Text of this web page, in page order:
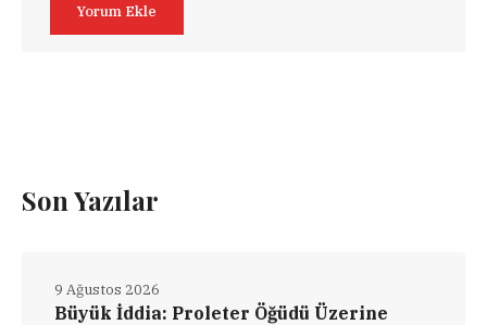
Son Yazılar
Büyük İddia: Proleter Öğüdü Üzerine
9 Ağustos 2026